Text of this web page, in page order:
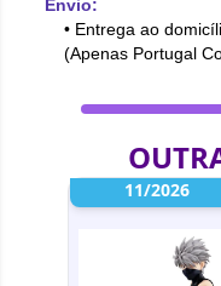
Envio:
• Entrega ao
(Apenas Portugal
-10%11/2026